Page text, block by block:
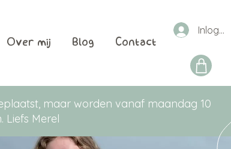
Over mij Blog Contact
Inloggen
maar worden vanaf maandag 10
Liefs Merel